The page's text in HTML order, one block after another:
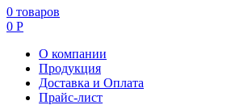
0 товаров
0 Р
О компании
Продукция
Доставка и Оплата
Прайс-лист